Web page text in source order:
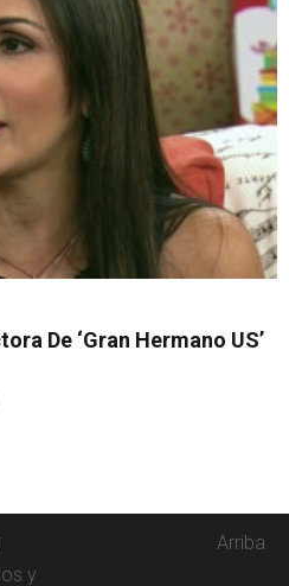
De ‘Gran Hermano US’
y
Arriba